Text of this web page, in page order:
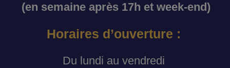
(en semaine après 17h et week-end)
Horaires d’ouverture :
Du lundi au vendredi